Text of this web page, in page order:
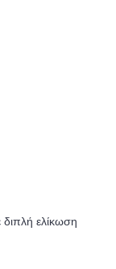
ελίκωση